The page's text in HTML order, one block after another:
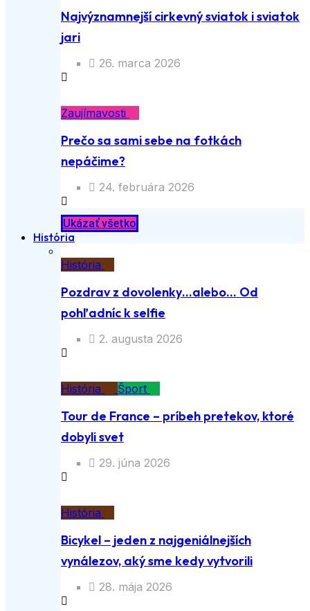
Najvýznamnejší cirkevný sviatok i sviatok
jari
26. marca 2026
Zaujímavosti
Prečo sa sami sebe na fotkách
nepáčime?
24. februára 2026
Ukázať všetko
História
História
Pozdrav z dovolenky…alebo… Od
pohľadníc k selfie
2. augusta 2026
História Šport
Tour de France – príbeh pretekov, ktoré
dobyli svet
29. júna 2026
História
Bicykel – jeden z najgeniálnejších
vynálezov, aký sme kedy vytvorili
28. mája 2026